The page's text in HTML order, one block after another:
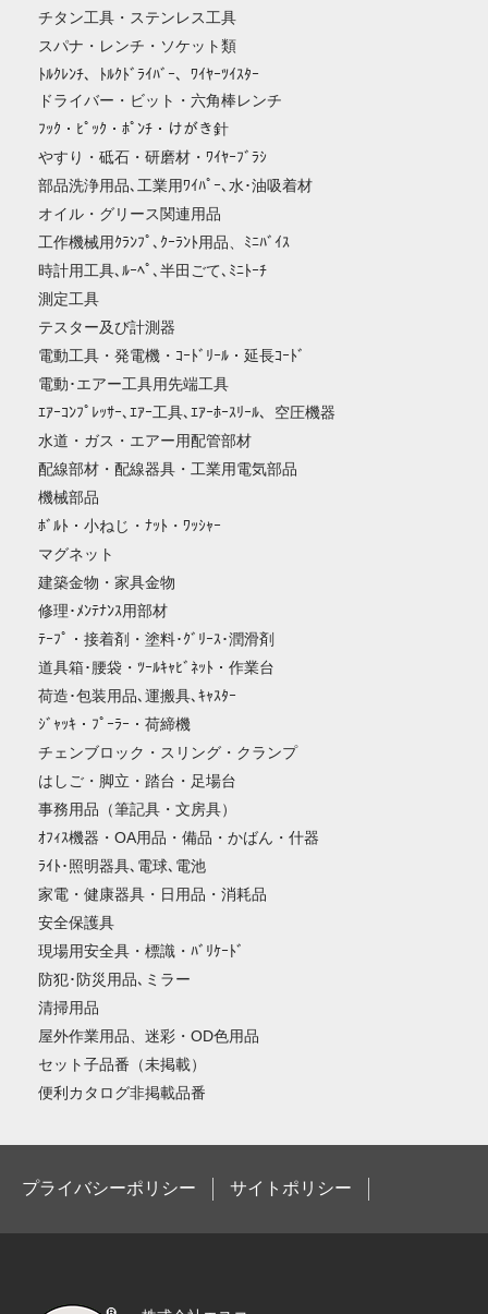
チタン工具・ステンレス工具
スパナ・レンチ・ソケット類
ﾄﾙｸﾚﾝﾁ、ﾄﾙｸﾄﾞﾗｲﾊﾞｰ、ﾜｲﾔｰﾂｲｽﾀｰ
ドライバー・ビット・六角棒レンチ
ﾌｯｸ・ﾋﾟｯｸ・ﾎﾟﾝﾁ・けがき針
やすり・砥石・研磨材・ﾜｲﾔｰﾌﾞﾗｼ
部品洗浄用品､工業用ﾜｲﾊﾟｰ､水･油吸着材
オイル・グリース関連用品
工作機械用ｸﾗﾝﾌﾟ､ｸｰﾗﾝﾄ用品、ﾐﾆﾊﾞｲｽ
時計用工具､ﾙｰﾍﾟ､半田ごて､ﾐﾆﾄｰﾁ
測定工具
テスター及び計測器
電動工具・発電機・ｺｰﾄﾞﾘｰﾙ・延長ｺｰﾄﾞ
電動･エアー工具用先端工具
ｴｱｰｺﾝﾌﾟﾚｯｻｰ､ｴｱｰ工具､ｴｱｰﾎｰｽﾘｰﾙ、空圧機器
水道・ガス・エアー用配管部材
配線部材・配線器具・工業用電気部品
機械部品
ﾎﾞﾙﾄ・小ねじ・ﾅｯﾄ・ﾜｯｼｬｰ
マグネット
建築金物・家具金物
修理･ﾒﾝﾃﾅﾝｽ用部材
ﾃｰﾌﾟ・接着剤・塗料･ｸﾞﾘｰｽ･潤滑剤
道具箱･腰袋・ﾂｰﾙｷｬﾋﾞﾈｯﾄ・作業台
荷造･包装用品､運搬具､ｷｬｽﾀｰ
ｼﾞｬｯｷ・ﾌﾟｰﾗｰ・荷締機
チェンブロック・スリング・クランプ
はしご・脚立・踏台・足場台
事務用品（筆記具・文房具）
ｵﾌｨｽ機器・OA用品・備品・かばん・什器
ﾗｲﾄ･照明器具､電球､電池
家電・健康器具・日用品・消耗品
安全保護具
現場用安全具・標識・ﾊﾞﾘｹｰﾄﾞ
防犯･防災用品､ミラー
清掃用品
屋外作業用品、迷彩・OD色用品
セット子品番（未掲載）
便利カタログ非掲載品番
プライバシーポリシー サイトポリシー